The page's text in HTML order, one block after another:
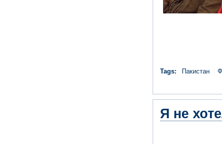
Tags: Пакистан
Я не